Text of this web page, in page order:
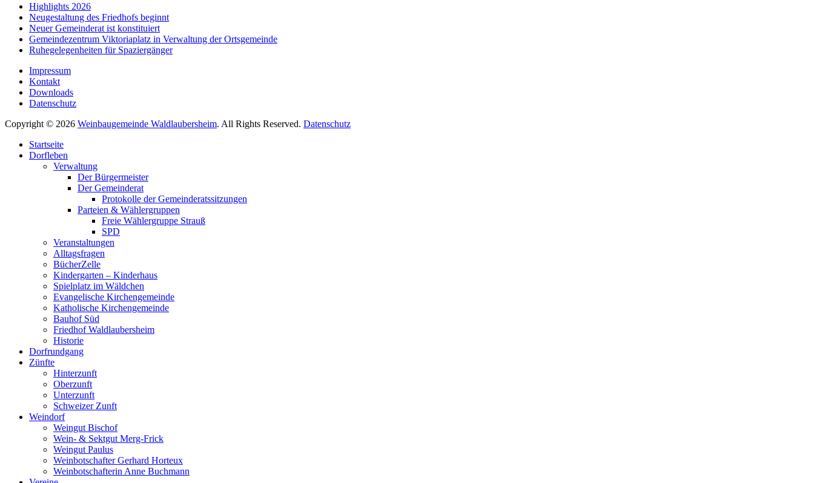
Highlights 2026
Neugestaltung des Friedhofs beginnt
Neuer Gemeinderat ist konstituiert
Gemeindezentrum Viktoriaplatz in Verwaltung der Ortsgemeinde
Ruhegelegenheiten für Spaziergänger
Impressum
Kontakt
Downloads
Datenschutz
Copyright © 2026 Weinbaugemeinde Waldlaubersheim. All Rights Reserved. Datenschutz
oben
scrollen
Startseite
Dorfleben
Verwaltung
Der Bürgermeister
Der Gemeinderat
Protokolle der Gemeinderatssitzungen
Parteien & Wählergruppen
Freie Wählergruppe Strauß
SPD
Veranstaltungen
Alltagsfragen
BücherZelle
Kindergarten – Kinderhaus
Spielplatz im Wäldchen
Evangelische Kirchengemeinde
Katholische Kirchengemeinde
Bauhof Süd
Friedhof Waldlaubersheim
Historie
Dorfrundgang
Zünfte
Hinterzunft
Oberzunft
Unterzunft
Schweizer Zunft
Weindorf
Weingut Bischof
Wein- & Sektgut Merg-Frick
Weingut Paulus
Weinbotschafter Gerhard Horteux
Weinbotschafterin Anne Buchmann